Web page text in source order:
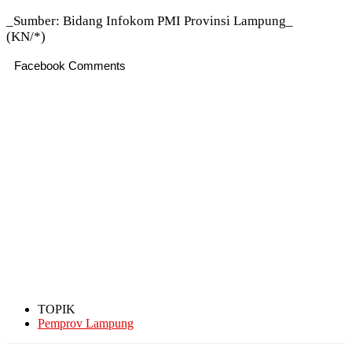
_Sumber: Bidang Infokom PMI Provinsi Lampung_
(KN/*)
Facebook Comments
TOPIK
Pemprov Lampung